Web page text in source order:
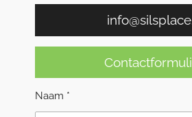
Naam *